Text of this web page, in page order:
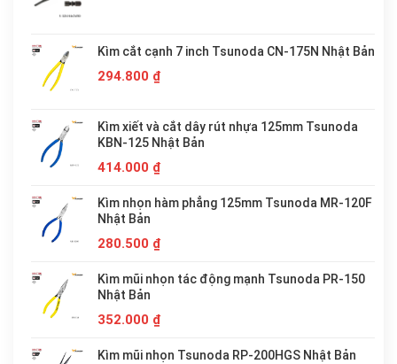
Kìm cắt cạnh 7 inch Tsunoda CN-175N Nhật Bản
294.800 ₫
Kìm xiết và cắt dây rút nhựa 125mm Tsunoda
KBN-125 Nhật Bản
414.000 ₫
Kìm nhọn hàm phẳng 125mm Tsunoda MR-120F
Nhật Bản
280.500 ₫
Kìm mũi nhọn tác động mạnh Tsunoda PR-150
Nhật Bản
352.000 ₫
Kìm mũi nhọn Tsunoda RP-200HGS Nhật Bản